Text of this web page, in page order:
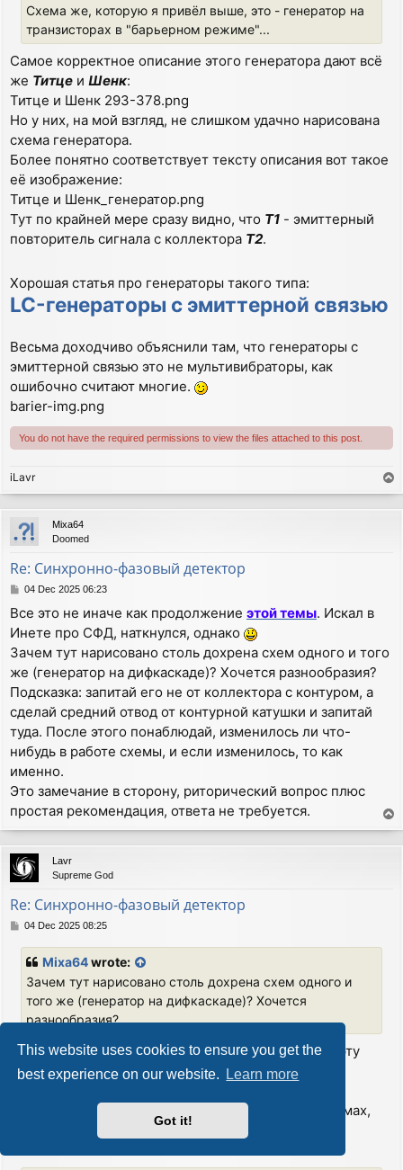
This website uses cookies to ensure you get the
best experience on our website.
Learn more
Got it!
Схема же, которую я привёл выше, это - генератор на
транзисторах в "барьерном режиме"...
Самое корректное описание этого генератора дают всё
же Титце и Шенк:
Титце и Шенк 293-378.png
Но у них, на мой взгляд, не слишком удачно нарисована
схема генератора.
Более понятно соответствует тексту описания вот такое
её изображение:
Титце и Шенк_генератор.png
Тут по крайней мере сразу видно, что Т1 - эмиттерный
повторитель сигнала с коллектора Т2.
Хорошая статья про генераторы такого типа:
LC-генераторы с эмиттерной связью
Весьма доходчиво объяснили там, что генераторы с
эмиттерной связью это не мультивибраторы, как
ошибочно считают многие.
barier-img.png
You do not have the required permissions to view the files attached to this post.
iLavr
o
p
Mixa64
Doomed
Re: Синхронно-фазовый детектор
P
s
t
04 Dec 2025 06:23
Все это не иначе как продолжение этой темы. Искал в
Инете про СФД, наткнулся, однако
Зачем тут нарисовано столь дохрена схем одного и того
же (генератор на дифкаскаде)? Хочется разнообразия?
Подсказка: запитай его не от коллектора с контуром, а
сделай средний отвод от контурной катушки и запитай
туда. После этого понаблюдай, изменилось ли что-
нибудь в работе схемы, и если изменилось, то как
именно.
Это замечание в сторону, риторический вопрос плюс
простая рекомендация, ответа не требуется.
o
p
Lavr
Supreme God
Re: Синхронно-фазовый детектор
P04 Dec 2025 08:25
Mixa64wrote:
Зачем тут нарисовано столь дохрена схем одного и
того же (генератор на дифкаскаде)? Хочется
разнообразия?
Затем, что больше половины Интернета считают эту
схему мультивибратором.
интернациональным. И то, что изображено на схемах,
поймет даже посетитель, не владеющий русским